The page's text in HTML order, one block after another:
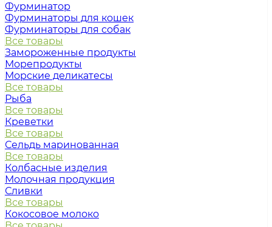
Фурминатор
Фурминаторы для кошек
Фурминаторы для собак
Все товары
Замороженные продукты
Морепродукты
Морские деликатесы
Все товары
Рыба
Все товары
Креветки
Все товары
Сельдь маринованная
Все товары
Колбасные изделия
Молочная продукция
Сливки
Все товары
Кокосовое молоко